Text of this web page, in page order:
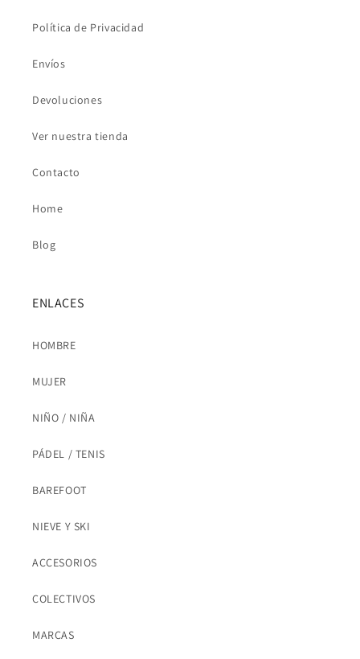
Política de Privacidad
Envíos
Devoluciones
Ver nuestra tienda
Contacto
Home
Blog
ENLACES
HOMBRE
MUJER
NIÑO / NIÑA
PÁDEL / TENIS
BAREFOOT
NIEVE Y SKI
ACCESORIOS
COLECTIVOS
MARCAS